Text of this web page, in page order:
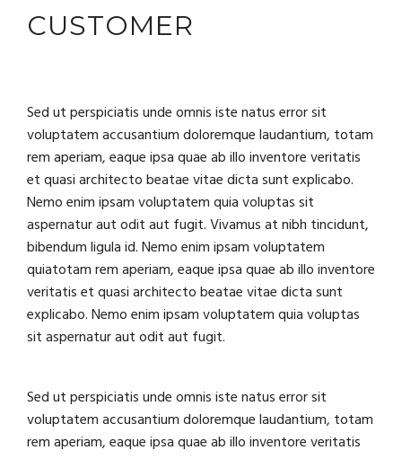
CUSTOMER
Sed ut perspiciatis unde omnis iste natus error sit
voluptatem accusantium doloremque laudantium, totam
rem aperiam, eaque ipsa quae ab illo inventore veritatis
et quasi architecto beatae vitae dicta sunt explicabo.
Nemo enim ipsam voluptatem quia voluptas sit
aspernatur aut odit aut fugit. Vivamus at nibh tincidunt,
bibendum ligula id. Nemo enim ipsam voluptatem
quiatotam rem aperiam, eaque ipsa quae ab illo inventore
veritatis et quasi architecto beatae vitae dicta sunt
explicabo. Nemo enim ipsam voluptatem quia voluptas
sit aspernatur aut odit aut fugit.
Sed ut perspiciatis unde omnis iste natus error sit
voluptatem accusantium doloremque laudantium, totam
rem aperiam, eaque ipsa quae ab illo inventore veritatis